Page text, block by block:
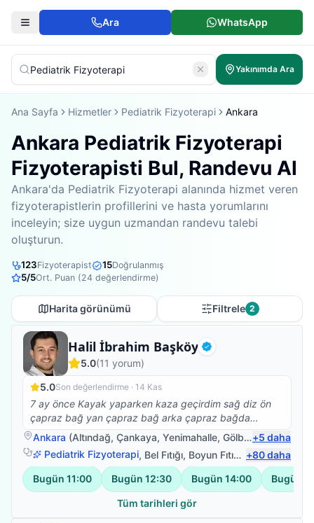
Ara WhatsApp
Yakınımda Ara
Ana Sayfa Hizmetler Pediatrik Fizyoterapi Ankara
Ankara Pediatrik Fizyoterapi
Fizyoterapisti Bul, Randevu Al
Ankara'da Pediatrik Fizyoterapi alanında hizmet veren
fizyoterapistlerin profillerini ve hasta yorumlarını
inceleyin; size uygun uzmandan randevu talebi
oluşturun.
123Fizyoterapist 15Doğrulanmış
5/5Ort. Puan (24 değerlendirme)
Harita görünümü Filtrele 2
Halil İbrahim Başköy Doğrulanmış
Fizyoterapist
5.0(11 yorum)
5.0Son değerlendirme · 14 Kas
7 ay önce Kayak yaparken kaza geçirdim sağ diz ön
çapraz bağ yan çapraz bağ arka çapraz bağda
kopmalar ve iç dış menisküs kopmaları oldu başarılı bir
amaliyattan sonra yürüme ve denge kaybı sorunlarım
vardı Halil İbrahim hocamla birlikte fizyoterapi
çalışmalarıma başladım bire bir ilgilendi bantlama
sistemleri Manuel terapi birlikte ve nezaketi hoş görüşü
ve babacanlığıyla sabrıyla bilgisiyle tecrübesiyle kısa
Ankara (Altındağ, Çankaya, Yenimahalle, Gölbaşı )
+5 daha
Pediatrik Fizyoterapi, Bel Fıtığı, Boyun Fıtığı ,Omuz Bağ
+80daha
Bugün 11:00 Bugün 12:30 Bugün 14:00 Bugün
Tüm tarihleri gör